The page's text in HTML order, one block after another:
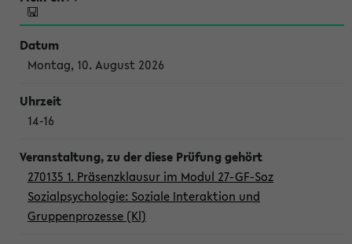
Montag, 10. August 2026
14-16
270135 1. Präsenzklausur im Modul 27-GF-Soz
Sozialpsychologie: Soziale Interaktion und
Gruppenprozesse (Kl)